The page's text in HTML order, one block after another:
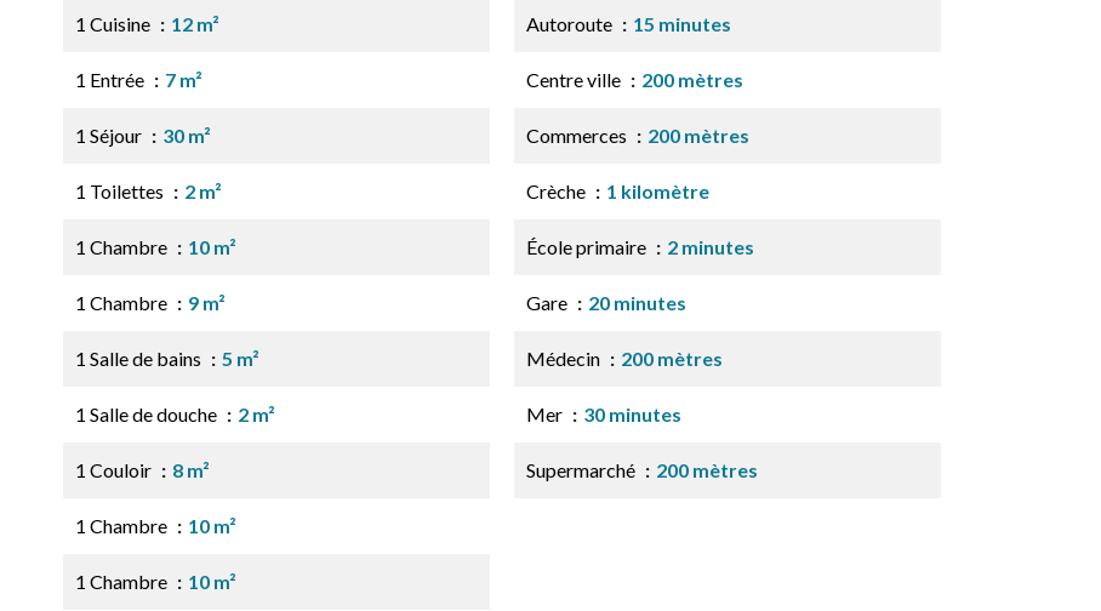
1 Cuisine 12 m²
1 Entrée 7 m²
1 Séjour 30 m²
1 Toilettes 2 m²
1 Chambre 10 m²
1 Chambre 9 m²
1 Salle de bains 5 m²
1 Salle de douche 2 m²
1 Couloir 8 m²
1 Chambre 10 m²
1 Chambre 10 m²
Autoroute 15 minutes
Centre ville 200 mètres
Commerces 200 mètres
Crèche 1 kilomètre
École primaire 2 minutes
Gare 20 minutes
Médecin 200 mètres
Mer 30 minutes
Supermarché 200 mètres